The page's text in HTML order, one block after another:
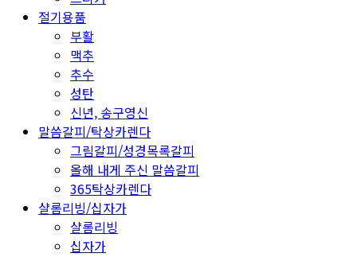
절기용품
부활
맥추
추수
성탄
신년, 송구영신
말씀갈피/탁상카렌다
그림갈피/성경목록갈피
올해 내게 주신 말씀갈피
365탁상카렌다
샬롬리빙/십자가
샬롬리빙
십자가